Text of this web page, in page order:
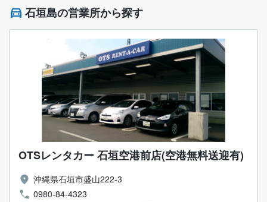
石垣島の営業所から探す
OTSレンタカー 石垣空港前店(空港無料送迎有)
沖縄県石垣市盛山222-3
0980-84-4323